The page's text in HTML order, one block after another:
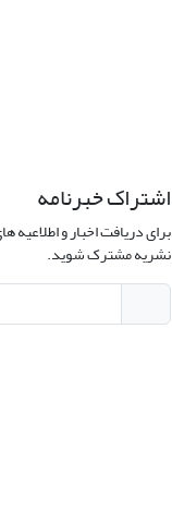
اشتراک خبرنامه
برای دریافت اخبار و اطلاعیه
نشریه مشترک شوید.